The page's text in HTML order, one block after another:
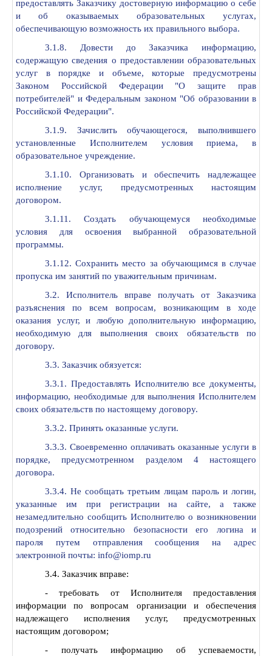
предоставлять Заказчику достоверную информацию о себе
и об оказываемых образовательных услугах,
обеспечивающую возможность их правильного выбора.
3.1.8. Довести до Заказчика информацию,
содержащую сведения о предоставлении образовательных
услуг в порядке и объеме, которые предусмотрены
Законом Российской Федерации "О защите прав
потребителей" и Федеральным законом "Об образовании в
Российской Федерации".
3.1.9. Зачислить обучающегося, выполнившего
установленные Исполнителем условия приема, в
образовательное учреждение.
3.1.10. Организовать и обеспечить надлежащее
исполнение услуг, предусмотренных настоящим
договором.
3.1.11. Создать обучающемуся необходимые
условия для освоения выбранной образовательной
программы.
3.1.12. Сохранить место за обучающимся в случае
пропуска им занятий по уважительным причинам.
3.2. Исполнитель вправе получать от Заказчика
разъяснения по всем вопросам, возникающим в ходе
оказания услуг, и любую дополнительную информацию,
необходимую для выполнения своих обязательств по
договору.
3.3. Заказчик обязуется:
3.3.1. Предоставлять Исполнителю все документы,
информацию, необходимые для выполнения Исполнителем
своих обязательств по настоящему договору.
3.3.2. Принять оказанные услуги.
3.3.3. Своевременно оплачивать оказанные услуги в
порядке, предусмотренном разделом 4 настоящего
договора.
3.3.4. Не сообщать третьим лицам пароль и логин,
указанные им при регистрации на сайте, а также
незамедлительно сообщить Исполнителю о возникновении
подозрений относительно безопасности его логина и
пароля путем отправления сообщения на адрес
электронной почты: info@iomp.ru
3.4. Заказчик вправе:
- требовать от Исполнителя предоставления
информации по вопросам организации и обеспечения
надлежащего исполнения услуг, предусмотренных
настоящим договором;
- получать информацию об успеваемости,